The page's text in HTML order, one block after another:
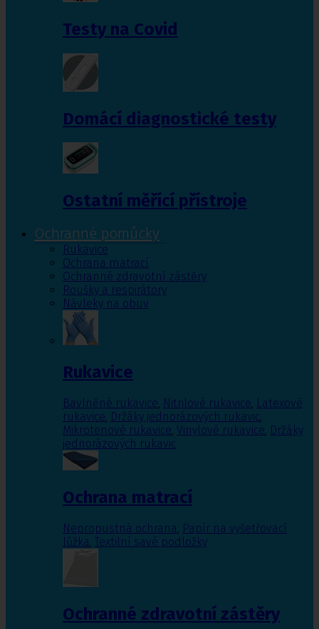
Testy na Covid
Domácí diagnostické testy
Ostatní měřící přístroje
Ochranné pomůcky
Rukavice
Ochrana matrací
Ochranné zdravotní zástěry
Roušky a respirátory
Návleky na obuv
Rukavice
Bavlněné rukavice, Nitrilové rukavice, Latexové
rukavice, Držáky jednorázových rukavic,
Mikrotenové rukavice, Vinylové rukavice, Držáky
jednorázových rukavic
Ochrana matrací
Nepropustná ochrana, Papír na vyšetřovací
lůžka, Textilní savé podložky
Ochranné zdravotní zástěry